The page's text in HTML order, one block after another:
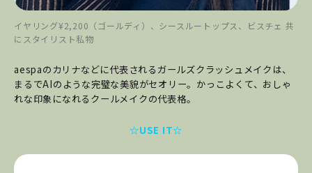
イヤリング¥2,200（ゴールディ）、シースルートップス、ビスチェ 共
にスタイリスト私物
aespaのカリナなどに代表されるガールズクラッシュメイクは、
まるでAIのような完璧な美貌がセオリー。かっこよくて、おしゃ
れな印象になれるクールメイクの代表格。
☆USE IT☆